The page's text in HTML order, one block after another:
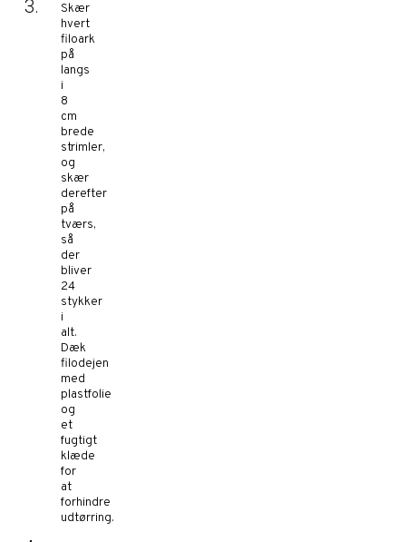
Skær
hvert
filoark
på
langs
i
8
cm
brede
strimler,
og
skær
derefter
på
tværs,
så
der
bliver
24
stykker
i
alt.
Dæk
filodejen
med
plastfolie
og
et
fugtigt
klæde
for
at
forhindre
udtørring.